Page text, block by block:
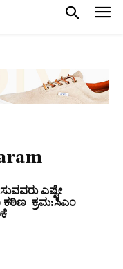
ಎಷ್ಟೇ
ಕಠಿಣ ಕ್ರಮ:ಸಿಎಂ